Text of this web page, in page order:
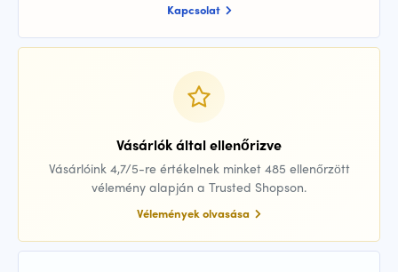
Kapcsolat
Vásárlók által ellenőrizve
Vásárlóink 4,7/5-re értékelnek minket 485 ellenőrzött
vélemény alapján a Trusted Shopson.
Vélemények olvasása